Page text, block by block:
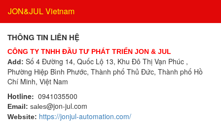
DOLD Vietnam
Dumore solenoids
Dungs
DURAG
Dwyer
Dynisco
E+H
EBMPAPST
Bộ ghi dữ liệu
Bộ gia nhiệt
Bộ giao tiếp công nghiệp
Bộ hiển thị
Bộ khóa cửa
Bộ khởi động motor
Bộ khuếch đại
Bộ kiểm tra dầu
JON&JUL Vietnam
THÔNG TIN LIÊN HỆ
CÔNG TY TNHH ĐẦU TƯ PHÁT TRIỂN JON & JUL
Add: Số 4 Đường 14, Quốc Lộ 13, Khu Đô Thị Vạn Phúc ,
Phường Hiệp Bình Phước, Thành phố Thủ Đức, Thành phố Hồ
Chí Minh, Việt Nam
Hotline: 0941035500
Email: sales@jon-jul.com
Website: https://jonjul-automation.com/